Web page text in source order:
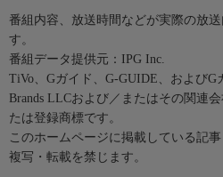
番組内容、放送時間などが実際の放
す。
番組データ提供元：IPG Inc.
TiVo、Gガイド、G-GUIDE、およびG
Brands LLCおよび／またはその関連
たは登録商標です。
このホームページに掲載している記
複写・転載を禁じます。